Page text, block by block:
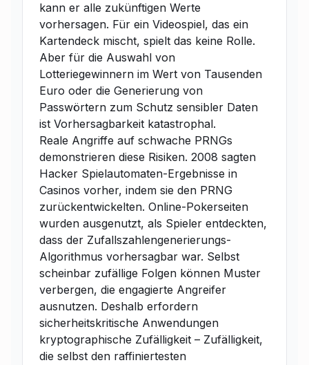
kann er alle zukünftigen Werte
vorhersagen. Für ein Videospiel, das ein
Kartendeck mischt, spielt das keine Rolle.
Aber für die Auswahl von
Lotteriegewinnern im Wert von Tausenden
Euro oder die Generierung von
Passwörtern zum Schutz sensibler Daten
ist Vorhersagbarkeit katastrophal.
Reale Angriffe auf schwache PRNGs
demonstrieren diese Risiken. 2008 sagten
Hacker Spielautomaten-Ergebnisse in
Casinos vorher, indem sie den PRNG
zurückentwickelten. Online-Pokerseiten
wurden ausgenutzt, als Spieler entdeckten,
dass der Zufallszahlengenerierungs-
Algorithmus vorhersagbar war. Selbst
scheinbar zufällige Folgen können Muster
verbergen, die engagierte Angreifer
ausnutzen. Deshalb erfordern
sicherheitskritische Anwendungen
kryptographische Zufälligkeit – Zufälligkeit,
die selbst den raffiniertesten